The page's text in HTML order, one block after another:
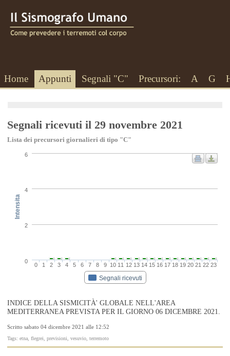
Home Appunti Segnali "C" Precursori: A G
Segnali ricevuti il 29 novembre 2021
Lista dei precursori giornalieri di tipo "C"
Intensita
Segnali ricevuti
0 1 2 3 4 5 6 7 8 9 10 11 12 13 14 15 16 17 18 19 20 21 22 23
0
2
4
6
INDICE DELLA SISMICITÀ' GLOBALE NELL'AREA
MEDITERRANEA PREVISTA PER IL GIORNO 06 DICEMBRE 2021.
Scritto sabato 04 dicembre 2021 alle 12:52
Tags: etna, flegrei, previsioni, vesuvio, terremoto